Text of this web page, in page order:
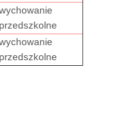
przedszkolne
przedszkolne